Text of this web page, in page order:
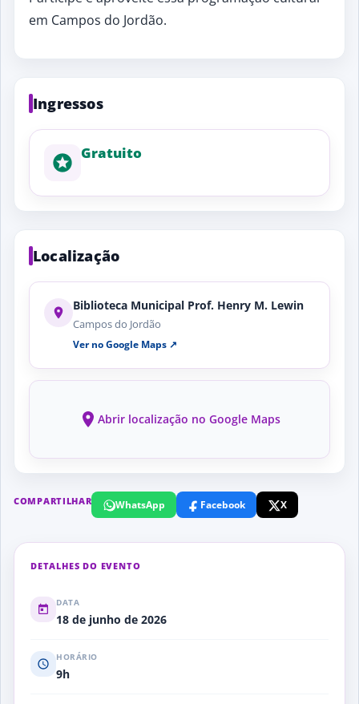
em Campos do Jordão.
Ingressos
Gratuito
Localização
Biblioteca Municipal Prof. Henry M. Lewin
Campos do Jordão
Ver no Google Maps ↗
Abrir localização no Google Maps
COMPARTILHAR WhatsApp Facebook X
DETALHES DO EVENTO
DATA
18 de junho de 2026
HORÁRIO
9h